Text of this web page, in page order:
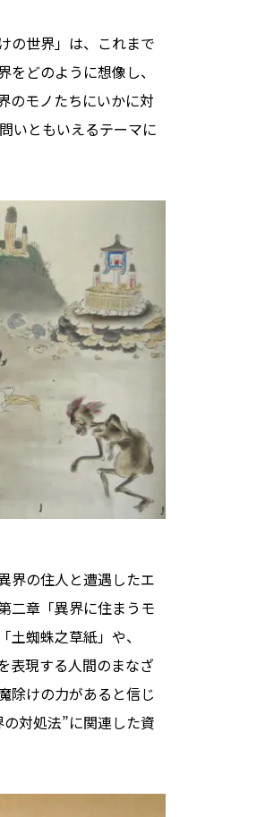
の世界」は、これまで
どのように想像し、
のモノたちにいかに対
いともいえるテーマに
界の住人と遭遇したエ
二章「異界に住まうモ
蜘蛛之草紙」や、
表現する人間のまなざ
除けの力があると信じ
対処法”に関連した資